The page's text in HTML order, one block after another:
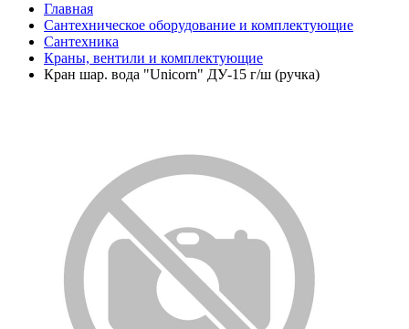
Главная
Сантехническое оборудование и комплектующие
Сантехника
Краны, вентили и комплектующие
Кран шар. вода "Unicorn" ДУ-15 г/ш (ручка)